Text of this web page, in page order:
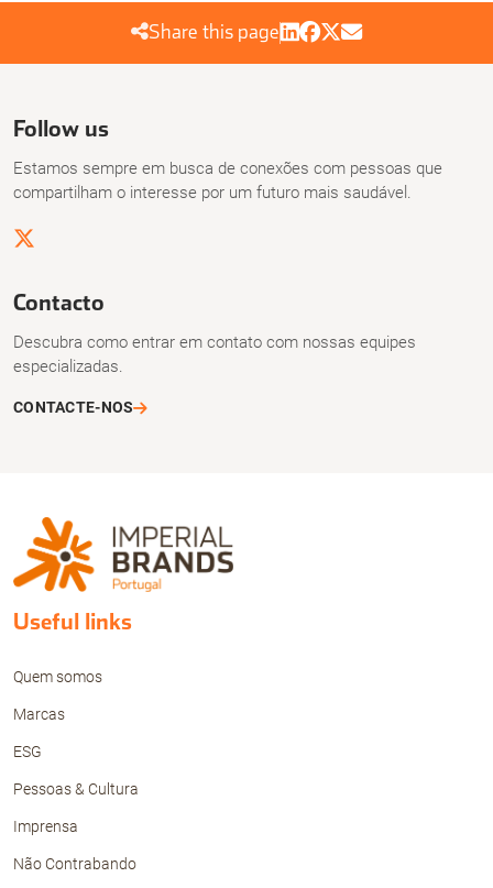
Share this page
Follow us
Estamos sempre em busca de conexões com pessoas que
compartilham o interesse por um futuro mais saudável.
Contacto
Descubra como entrar em contato com nossas equipes
especializadas.
CONTACTE-NOS
Useful links
Quem somos
Marcas
ESG
Pessoas & Cultura
Imprensa
Não Contrabando